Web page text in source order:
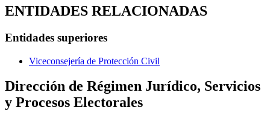
ENTIDADES RELACIONADAS
Entidades superiores
Viceconsejería de Protección Civil
Dirección de Régimen Jurídico, Servicios
y Procesos Electorales